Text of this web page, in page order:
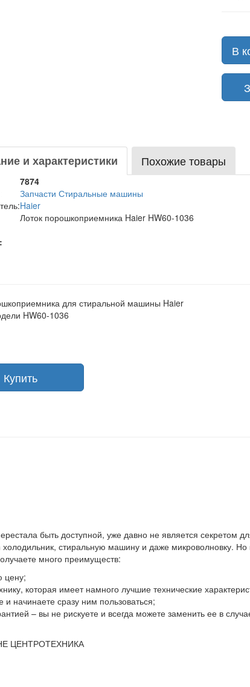
В
и характеристики Похожие товары
7874
Запчасти Стиральные машины
Haier
Лоток порошкоприемника Haier HW60-1036
для стиральной машины Haier
HW60-1036
быть доступной, уже давно не является секретом
стиральную машину и даже микроволновку.
много преимуществ:
цену;
которая имеет намного лучшие технические
начинаете сразу ним пользоваться;
– вы не рискуете и всегда можете заменить ее в
ЦЕНТРОТЕХНИКА